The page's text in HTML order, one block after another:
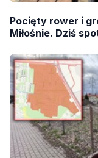
Pocięty rower i
Miłośnie. Dziś